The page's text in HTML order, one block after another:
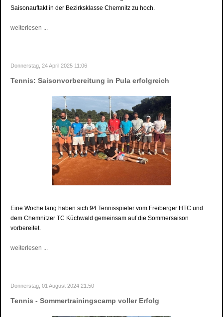
Saisonauftakt in der Bezirksklasse Chemnitz zu hoch.
weiterlesen ...
Donnerstag, 24 April 2025 11:06
Tennis: Saisonvorbereitung in Pula erfolgreich
Eine Woche lang haben sich 94 Tennisspieler vom Freiberger HTC und
dem Chemnitzer TC Küchwald gemeinsam auf die Sommersaison
vorbereitet.
weiterlesen ...
Donnerstag, 01 August 2024 21:50
Tennis - Sommertrainingscamp voller Erfolg